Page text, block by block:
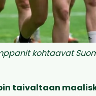
kohtaavat
taivaltaan